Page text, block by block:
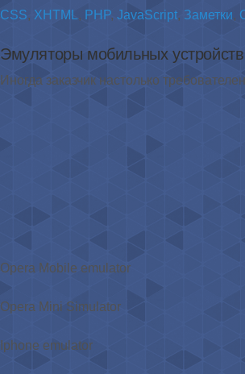
CSS, XHTML , PHP, JavaScript, Заметки,
Эмуляторы мобильных
Иногда заказчик настолько
Opera Mobile emulator
Opera Mini Simulator
Iphone emulator